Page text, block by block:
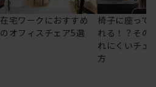
在宅ワークにおすすめ
のオフィスチェア5選
椅子に座って
れる！？その
れにくいチェ
方